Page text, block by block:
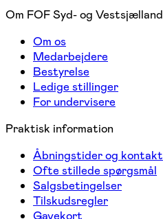
Om FOF Syd- og Vestsjælland
Om os
Medarbejdere
Bestyrelse
Ledige stillinger
For undervisere
Praktisk information
Åbningstider og kontakt
Ofte stillede spørgsmål
Salgsbetingelser
Tilskudsregler
Gavekort